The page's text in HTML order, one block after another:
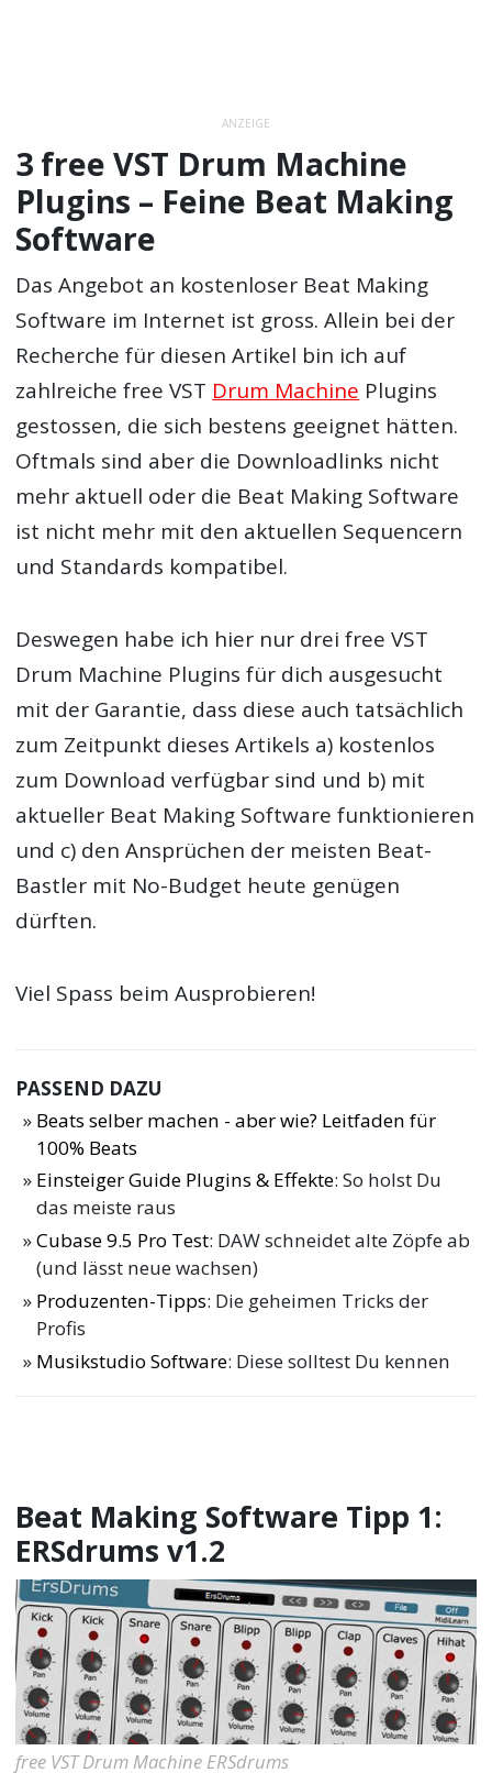
ANZEIGE
3 free VST Drum Machine
Plugins – Feine Beat Making
Software
Das Angebot an kostenloser Beat Making
Software im Internet ist gross. Allein bei der
Recherche für diesen Artikel bin ich auf
zahlreiche free VST Drum Machine Plugins
gestossen, die sich bestens geeignet hätten.
Oftmals sind aber die Downloadlinks nicht
mehr aktuell oder die Beat Making Software
ist nicht mehr mit den aktuellen Sequencern
und Standards kompatibel.
Deswegen habe ich hier nur drei free VST
Drum Machine Plugins für dich ausgesucht
mit der Garantie, dass diese auch tatsächlich
zum Zeitpunkt dieses Artikels a) kostenlos
zum Download verfügbar sind und b) mit
aktueller Beat Making Software funktionieren
und c) den Ansprüchen der meisten Beat-
Bastler mit No-Budget heute genügen
dürften.
Viel Spass beim Ausprobieren!
PASSEND DAZU
Beats selber machen - aber wie? Leitfaden für
100% Beats
Einsteiger Guide Plugins & Effekte: So holst Du
das meiste raus
Cubase 9.5 Pro Test: DAW schneidet alte Zöpfe ab
(und lässt neue wachsen)
Produzenten-Tipps: Die geheimen Tricks der
Profis
Musikstudio Software: Diese solltest Du kennen
Beat Making Software Tipp 1:
ERSdrums v1.2
free VST Drum Machine ERSdrums